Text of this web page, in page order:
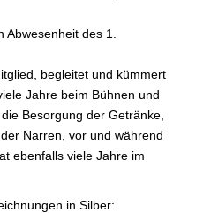
des 1.
begleitet und kümmert
Jahre beim Bühnen und
Besorgung der Getränke,
Narren, vor und während
ebenfalls viele Jahre im
in Silber: